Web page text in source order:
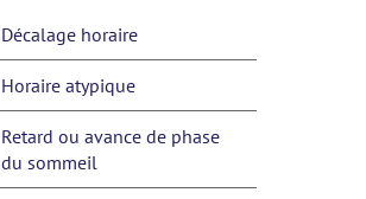
Décalage horaire
Horaire atypique
Retard ou avance de phase
du sommeil